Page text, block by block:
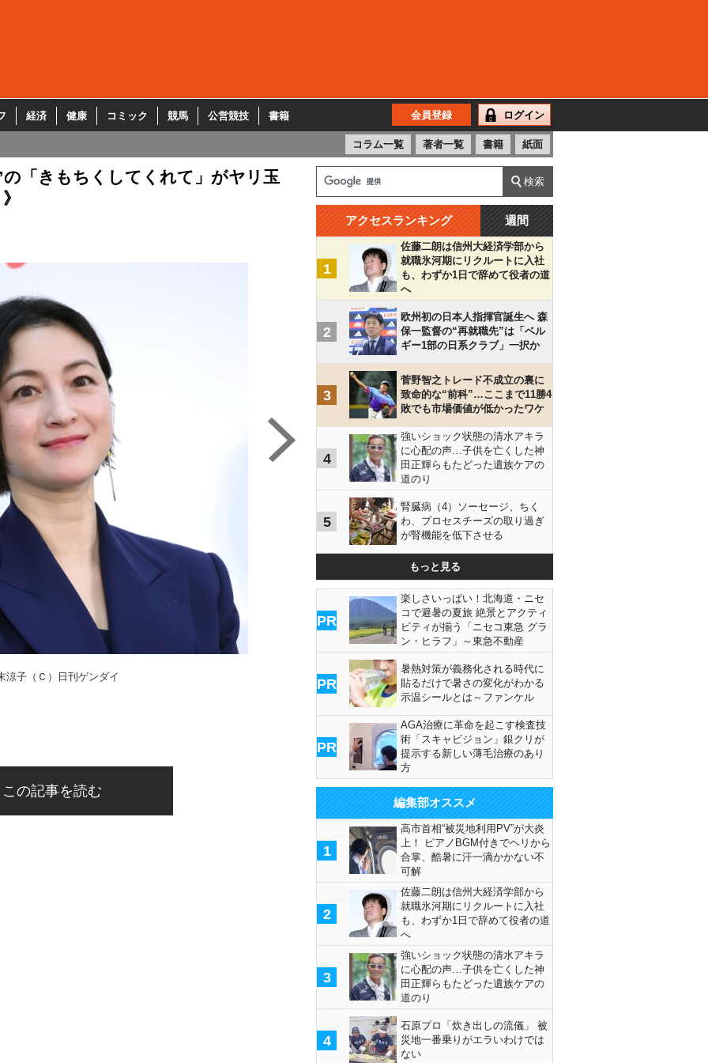
経済 健康 コミック 競馬 公営競技 書籍 会員登録 ログイン
コラム一覧 著者一覧 書籍 紙面
「きもちくしてくれて」がヤリ玉
涼子（Ｃ）日刊ゲンダイ
この記事を読む
アクセスランキング 週間
1
佐藤二朗は信州大経済学部から
就職氷河期にリクルートに入社
も、わずか1日で辞めて役者の道
へ
2
欧州初の日本人指揮官誕生へ 森
保一監督の“再就職先”は「ベル
ギー1部の日系クラブ」一択か
3
菅野智之トレード不成立の裏に
致命的な“前科”…ここまで11勝4
敗でも市場価値が低かったワケ
4
強いショック状態の清水アキラ
に心配の声…子供を亡くした神
田正輝らもたどった遺族ケアの
道のり
5
腎臓病（4）ソーセージ、ちく
わ、プロセスチーズの取り過ぎ
が腎機能を低下させる
もっと見る
PR
楽しさいっぱい！北海道・ニセ
コで避暑の夏旅 絶景とアクティ
ビティが揃う「ニセコ東急 グラ
ン・ヒラフ」～東急不動産
PR
暑熱対策が義務化される時代に
貼るだけで暑さの変化がわかる
示温シールとは～ファンケル
PR
AGA治療に革命を起こす検査技
術「スキャビジョン」銀クリが
提示する新しい薄毛治療のあり
方
編集部オススメ
1
高市首相“被災地利用PV”が大炎
上！ ピアノBGM付きでヘリから
合掌、酷暑に汗一滴かかない不
可解
2
佐藤二朗は信州大経済学部から
就職氷河期にリクルートに入社
も、わずか1日で辞めて役者の道
へ
3
強いショック状態の清水アキラ
に心配の声…子供を亡くした神
田正輝らもたどった遺族ケアの
道のり
4
石原プロ「炊き出しの流儀」 被
災地一番乗りがエラいわけでは
ない